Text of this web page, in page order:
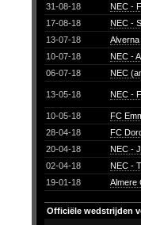
31-08-18 NEC -
17-08-18
NEC -
13-07-18
10-07-18
NEC -
06-07-18
NEC
13-05-18 NEC -
10-05-18 FC
28-04-18
FC
20-04-18
NEC -
02-04-18
NEC -
19-01-18
Almere
Officiële wedstrijden